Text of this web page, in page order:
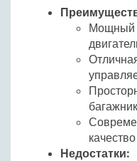
Мощный
Недостатки: